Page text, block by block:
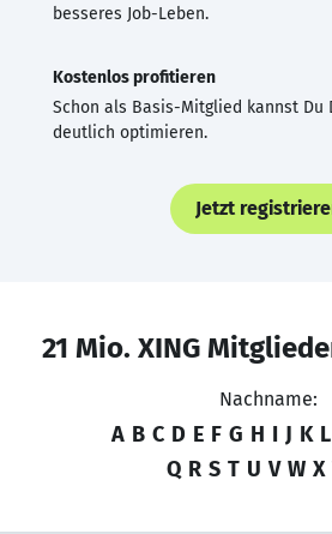
besseres Job-Leben.
Kostenlos profitieren
Schon als Basis-Mitglied kannst Du
deutlich optimieren.
Jetzt
21 Mio. XING
Nachname:
A B C D E F G H I J K L
Q R S T U V W X